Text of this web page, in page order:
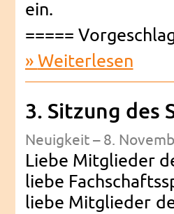
ein.
=====
Wei­ter­le­sen
3. Sit­zung des
Neu­ig­keit – 8.
Liebe Mit­glie­der
liebe
liebe Mit­glie­der